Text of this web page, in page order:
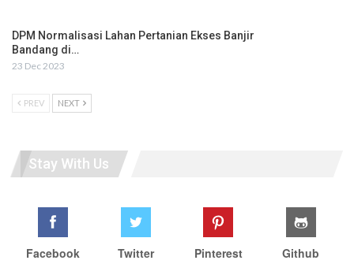
DPM Normalisasi Lahan Pertanian Ekses Banjir
Bandang di…
23 Dec 2023
PREV NEXT
Stay With Us
Facebook Twitter Pinterest Github